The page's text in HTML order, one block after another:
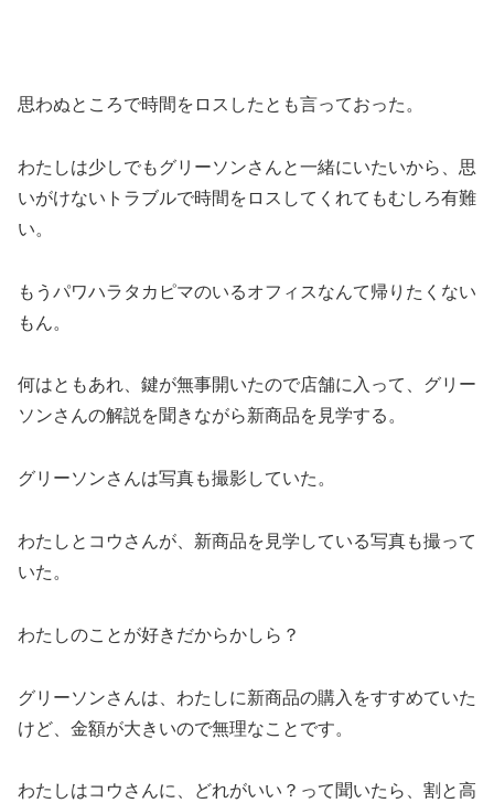
思わぬところで時間をロスしたとも言っておった。
わたしは少しでもグリーソンさんと一緒にいたいから、思
いがけないトラブルで時間をロスしてくれてもむしろ有難
い。
もうパワハラタカピマのいるオフィスなんて帰りたくない
もん。
何はともあれ、鍵が無事開いたので店舗に入って、グリー
ソンさんの解説を聞きながら新商品を見学する。
グリーソンさんは写真も撮影していた。
わたしとコウさんが、新商品を見学している写真も撮って
いた。
わたしのことが好きだからかしら？
グリーソンさんは、わたしに新商品の購入をすすめていた
けど、金額が大きいので無理なことです。
わたしはコウさんに、どれがいい？って聞いたら、割と高